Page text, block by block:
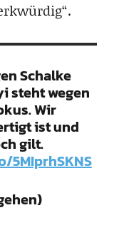
Schalke
steht wegen
Wir
ist und
gilt.